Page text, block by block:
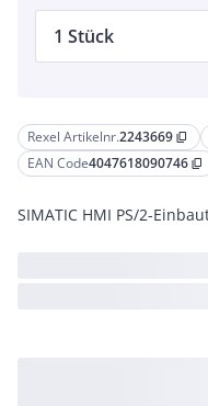
Rexel Artikelnr.2243669 content_copy
EAN Code4047618090746 content_copy
SIMATIC HMI PS/2-
1 Stück